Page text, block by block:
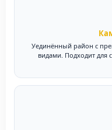
Уединённый район с
видами. Подходит для